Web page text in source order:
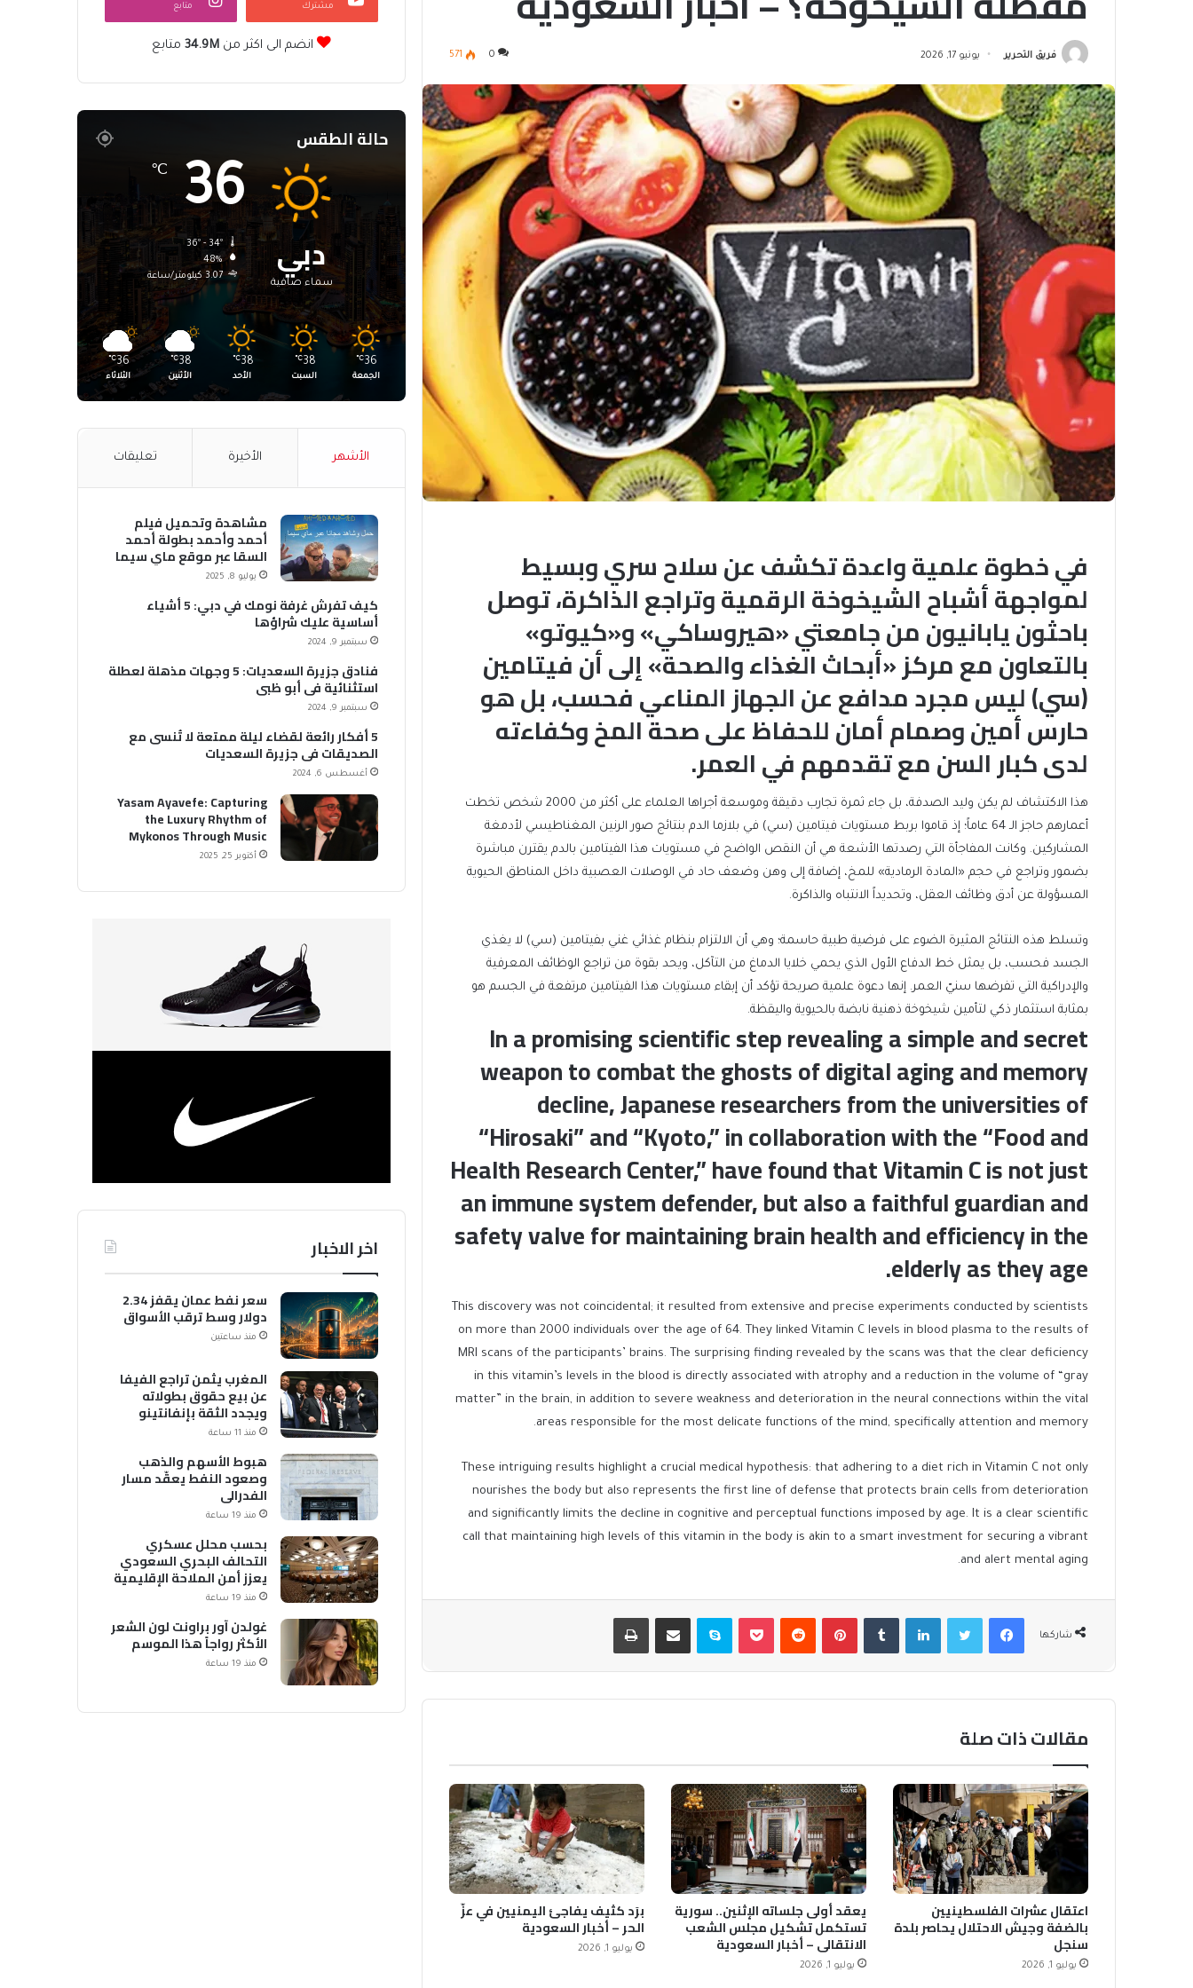
فريق التحرير يونيو 17, 2026 0
571
في خطوة علمية واعدة تكشف عن سلاح سري وبسيط
لمواجهة أشباح الشيخوخة الرقمية وتراجع الذاكرة، توصل
باحثون يابانيون من جامعتي «هيروساكي» و«كيوتو»
بالتعاون مع مركز «أبحاث الغذاء والصحة» إلى أن فيتامين
(سي) ليس مجرد مدافع عن الجهاز المناعي فحسب، بل هو
حارس أمين وصمام أمان للحفاظ على صحة المخ وكفاءته
لدى كبار السن مع تقدمهم في العمر.
هذا الاكتشاف لم يكن وليد الصدفة، بل جاء ثمرة تجارب دقيقة وموسعة أجراها العلماء على أكثر من 2000 شخص تخطت
أعمارهم حاجز الـ 64 عاماً؛ إذ قاموا بربط مستويات فيتامين (سي) في بلازما الدم بنتائج صور الرنين المغناطيسي لأدمغة
المشاركين. وكانت المفاجأة التي رصدتها الأشعة هي أن النقص الواضح في مستويات هذا الفيتامين بالدم يقترن مباشرة
بضمور وتراجع في حجم «المادة الرمادية» للمخ، إضافة إلى وهن وضعف حاد في الوصلات العصبية داخل المناطق الحيوية
المسؤولة عن أدق وظائف العقل، وتحديداً الانتباه والذاكرة.
وتسلط هذه النتائج المثيرة الضوء على فرضية طبية حاسمة؛ وهي أن الالتزام بنظام غذائي غني بفيتامين (سي) لا يغذي
الجسد فحسب، بل يمثل خط الدفاع الأول الذي يحمي خلايا الدماغ من التآكل، ويحد بقوة من تراجع الوظائف المعرفية
والإدراكية التي تفرضها سنيّ العمر. إنها دعوة علمية صريحة تؤكد أن إبقاء مستويات هذا الفيتامين مرتفعة في الجسم هو
بمثابة استثمار ذكي لتأمين شيخوخة ذهنية نابضة بالحيوية واليقظة.
In a promising scientific step revealing a simple and secret
weapon to combat the ghosts of digital aging and memory
decline, Japanese researchers from the universities of
“Hirosaki” and “Kyoto,” in collaboration with the “Food and
Health Research Center,” have found that Vitamin C is not just
an immune system defender, but also a faithful guardian and
safety valve for maintaining brain health and efficiency in the
elderly as they age.
This discovery was not coincidental; it resulted from extensive and precise experiments conducted by scientists
on more than 2000 individuals over the age of 64. They linked Vitamin C levels in blood plasma to the results of
MRI scans of the participants’ brains. The surprising finding revealed by the scans was that the clear deficiency
in this vitamin’s levels in the blood is directly associated with atrophy and a reduction in the volume of “gray
matter” in the brain, in addition to severe weakness and deterioration in the neural connections within the vital
areas responsible for the most delicate functions of the mind, specifically attention and memory.
These intriguing results highlight a crucial medical hypothesis: that adhering to a diet rich in Vitamin C not only
nourishes the body but also represents the first line of defense that protects brain cells from deterioration
and significantly limits the decline in cognitive and perceptual functions imposed by age. It is a clear scientific
call that maintaining high levels of this vitamin in the body is akin to a smart investment for securing a vibrant
and alert mental aging.
شاركها
فيسبوكتويتر لينكدإن بينتيريست بوكيت سكايب مشاركة عبر البريد طباعة
مقالات ذات صلة
اعتقال عشرات الفلسطينيين
بالضفة وجيش الاحتلال يحاصر بلدة
سنجل
يوليو 1, 2026
يعقد أولى جلساته الإثنين.. سورية
تستكمل تشكيل مجلس الشعب
الانتقالي – أخبار السعودية
يوليو 1, 2026
برَد كثيف يفاجئ اليمنيين في عزّ
الحر – أخبار السعودية
يوليو 1, 2026
مشترك متابع
انضم الى اكثر من34.9M متابع
حالة الطقس
دبي
سماء صافية
36
℃
48%
3.07 كيلومتر/ساعة
36
℃
الجمعة
38
℃
السبت
38
℃
الأحد
38
℃
الأثنين
36
℃
الثلاثاء
الأشهر الأخيرة تعليقات
مشاهدة وتحميل فيلم
أحمد وأحمد بطولة أحمد
السقا عبر موقع ماي سيما
MyCima (وي سيما WeCima)
يوليو 8, 2025
كيف تفرش غرفة نومك في دبي: 5 أشياء
أساسية عليك شراؤها
سبتمبر 9, 2024
فنادق جزيرة السعديات: 5 وجهات مذهلة لعطلة
استثنائية في أبو ظبي
سبتمبر 9, 2024
5 أفكار رائعة لقضاء ليلة ممتعة لا تُنسى مع
الصديقات في جزيرة السعديات
أغسطس 6, 2024
Yasam Ayavefe: Capturing
the Luxury Rhythm of
Mykonos Through Music
أكتوبر 25, 2025
اخر الاخبار
سعر نفط عمان يقفز 2.34
دولار وسط ترقب الأسواق
منذ ساعتين
المغرب يثمن تراجع الفيفا
عن بيع حقوق بطولاته
ويجدد الثقة بإنفانتينو
منذ 11 ساعة
هبوط الأسهم والذهب
وصعود النفط يعقّد مسار
الفدرالي
منذ 19 ساعة
بحسب محلل عسكري
التحالف البحري السعودي
يعزز أمن الملاحة الإقليمية
والدولية
منذ 19 ساعة
غولدن آور براونت لون الشعر
الأكثر رواجاً هذا الموسم
منذ 19 ساعة